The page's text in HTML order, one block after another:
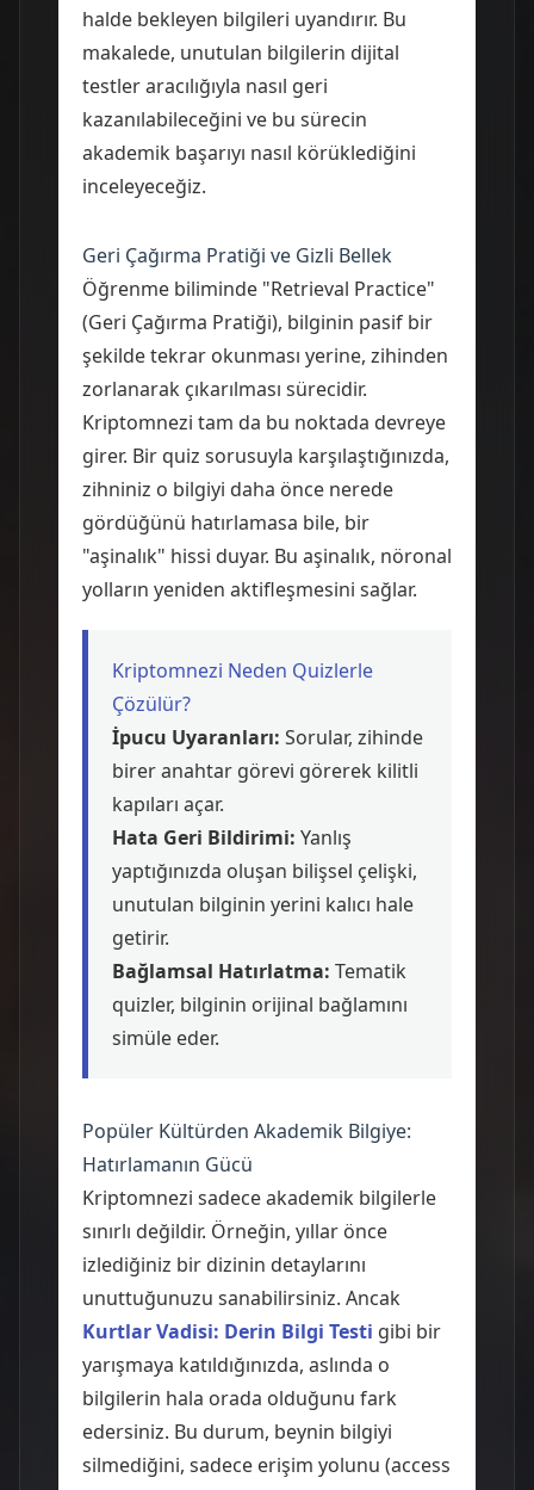
halde bekleyen bilgileri uyandırır. Bu
makalede, unutulan bilgilerin dijital
testler aracılığıyla nasıl geri
kazanılabileceğini ve bu sürecin
akademik başarıyı nasıl körüklediğini
inceleyeceğiz.
Geri Çağırma Pratiği ve Gizli Bellek
Öğrenme biliminde "Retrieval Practice"
(Geri Çağırma Pratiği), bilginin pasif bir
şekilde tekrar okunması yerine, zihinden
zorlanarak çıkarılması sürecidir.
Kriptomnezi tam da bu noktada devreye
girer. Bir quiz sorusuyla karşılaştığınızda,
zihniniz o bilgiyi daha önce nerede
gördüğünü hatırlamasa bile, bir
"aşinalık" hissi duyar. Bu aşinalık, nöronal
yolların yeniden aktifleşmesini sağlar.
Kriptomnezi Neden Quizlerle
Çözülür?
İpucu Uyaranları: Sorular, zihinde
birer anahtar görevi görerek kilitli
kapıları açar.
Hata Geri Bildirimi: Yanlış
yaptığınızda oluşan bilişsel çelişki,
unutulan bilginin yerini kalıcı hale
getirir.
Bağlamsal Hatırlatma: Tematik
quizler, bilginin orijinal bağlamını
simüle eder.
Popüler Kültürden Akademik Bilgiye:
Hatırlamanın Gücü
Kriptomnezi sadece akademik bilgilerle
sınırlı değildir. Örneğin, yıllar önce
izlediğiniz bir dizinin detaylarını
unuttuğunuzu sanabilirsiniz. Ancak
Kurtlar Vadisi: Derin Bilgi Testi gibi bir
yarışmaya katıldığınızda, aslında o
bilgilerin hala orada olduğunu fark
edersiniz. Bu durum, beynin bilgiyi
silmediğini, sadece erişim yolunu (access